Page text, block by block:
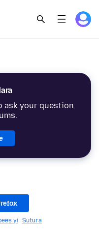
ask your question
yi Sutura